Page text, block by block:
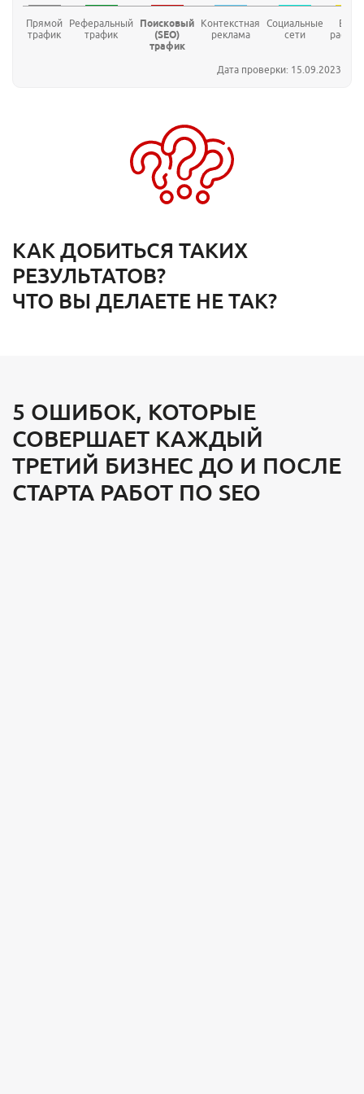
Прямой
трафик
Реферальный
трафик
Поисковый
(SEO)
трафик
Контекстная
реклама
Социальные
сети
E-
Дата проверки: 15.09.2023
КАК ДОБИТЬСЯ ТАКИХ
РЕЗУЛЬТАТОВ?
ЧТО ВЫ ДЕЛАЕТЕ НЕ ТАК?
5 ОШИБОК, КОТОРЫЕ
СОВЕРШАЕТ КАЖДЫЙ
ТРЕТИЙ БИЗНЕС ДО И ПОСЛЕ
СТАРТА РАБОТ ПО SEO